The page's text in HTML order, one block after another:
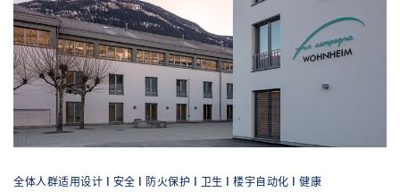
全体人群适用设计 | 安全 | 防火保护 | 卫生 | 楼宇自动化 | 健康